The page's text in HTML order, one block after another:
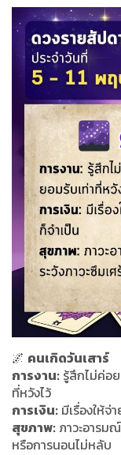
🌌 คนเกิดวันเสาร์
การงาน: รู้สึกไม่ค่อ
ที่หวังไว้
การเงิน: มีเรื่องให้จ่
สุขภาพ: ภาวะอารม
หรือการนอนไม่หลับ